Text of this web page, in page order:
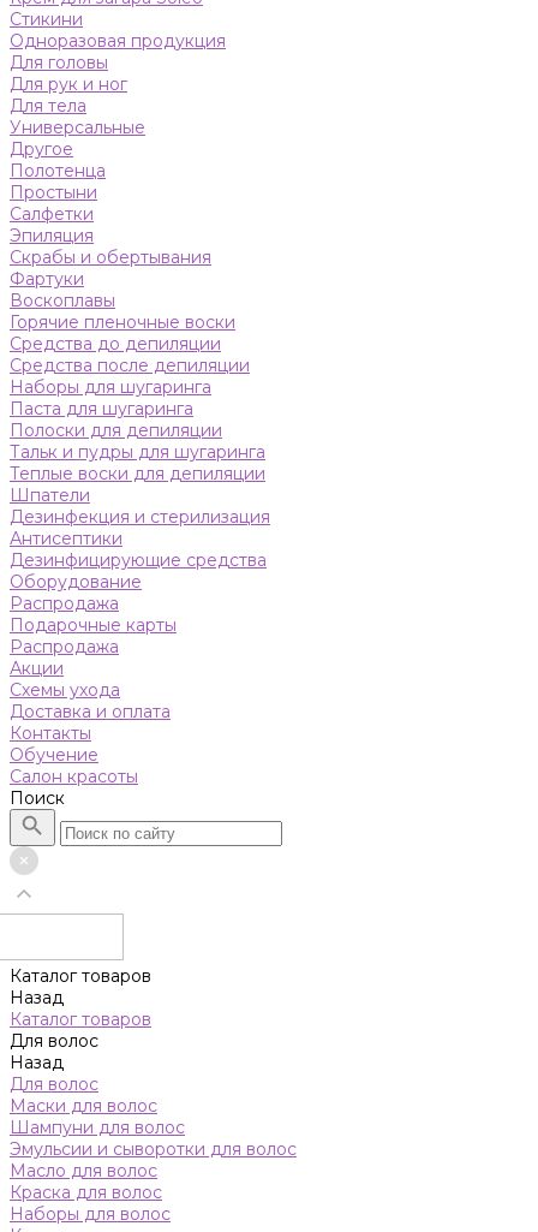
Стикини
Одноразовая продукция
Для головы
Для рук и ног
Для тела
Универсальные
Другое
Полотенца
Простыни
Салфетки
Эпиляция
Скрабы и обертывания
Фартуки
Воскоплавы
Горячие пленочные воски
Средства до депиляции
Средства после депиляции
Наборы для шугаринга
Паста для шугаринга
Полоски для депиляции
Тальк и пудры для шугаринга
Теплые воски для депиляции
Шпатели
Дезинфекция и стерилизация
Антисептики
Дезинфицирующие средства
Оборудование
Распродажа
Подарочные карты
Распродажа
Акции
Схемы ухода
Доставка и оплата
Контакты
Обучение
Салон красоты
Поиск
Каталог товаров
Назад
Каталог товаров
Для волос
Назад
Для волос
Маски для волос
Шампуни для волос
Эмульсии и сыворотки для волос
Масло для волос
Краска для волос
Наборы для волос